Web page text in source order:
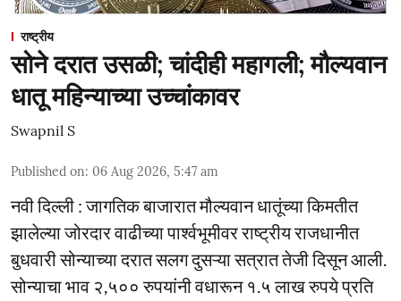
राष्ट्रीय
सोने दरात उसळी; चांदीही महागली; मौल्यवान
धातू महिन्याच्या उच्चांकावर
Swapnil S
Published on: 06 Aug 2026, 5:47 am
नवी दिल्ली : जागतिक बाजारात मौल्यवान धातूंच्या किमतीत
झालेल्या जोरदार वाढीच्या पार्श्वभूमीवर राष्ट्रीय राजधानीत
बुधवारी सोन्याच्या दरात सलग दुसऱ्या सत्रात तेजी दिसून आली.
सोन्याचा भाव २,५०० रुपयांनी वधारून १.५ लाख रुपये प्रति